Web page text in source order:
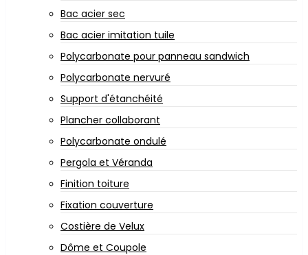
Bac acier sec
Bac acier imitation tuile
Polycarbonate pour panneau sandwich
Polycarbonate nervuré
Support d'étanchéité
Plancher collaborant
Polycarbonate ondulé
Pergola et Véranda
Finition toiture
Fixation couverture
Costière de Velux
Dôme et Coupole